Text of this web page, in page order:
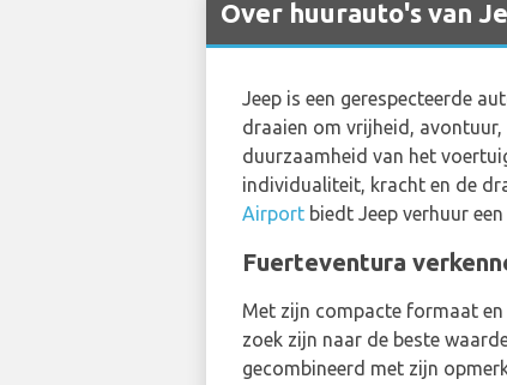
Over huurauto's van
Jeep is een gerespecteerde
draaien om vrijheid,
duurzaamheid van het
individualiteit, kracht en de
Airport biedt Jeep verhuur
Fuerteventura
Met zijn compacte formaat en
zoek zijn naar de beste
gecombineerd met zijn